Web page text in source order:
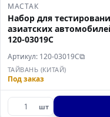
МАСТАК
Набор для
азиатских
120-03019C
Артикул: 120-03019C⧉
ТАЙВАНЬ (КИТАЙ)
Под заказ
шт